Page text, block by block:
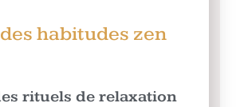
habitudes zen
rituels de relaxation